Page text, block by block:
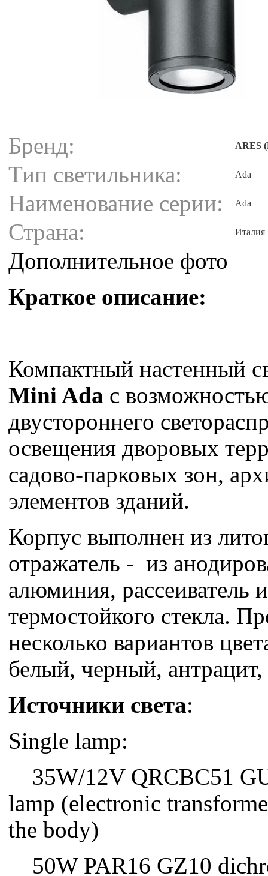
Бренд: ARES
Тип светильника: Ada
Наименование серии: Ada
Страна: Италия
Дополнительное фото
Краткое описание:
Компактный настенный
Mini Ada с
двустороннего
освещения дворовых
садово-парковых зон,
элементов зданий.
Корпус выполнен из
отражатель - из
алюминия, рассеиватель
термостойкого стекла.
несколько вариантов
белый, черный,
Источники света:
Single lamp:
35W/12V QRCBC51
lamp (electronic
the body)
50W PAR16 GZ10